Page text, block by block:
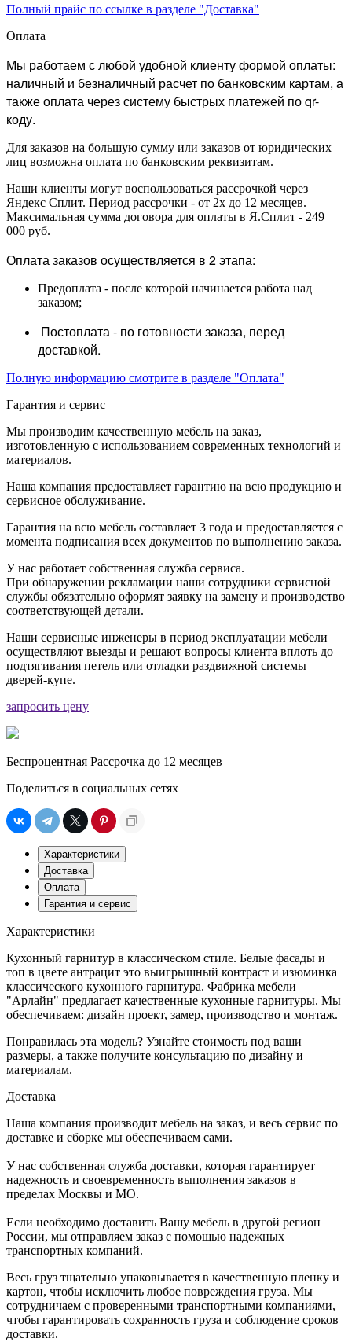
Полный прайс по ссылке в разделе "Доставка"
Оплата
Мы работаем с любой удобной клиенту формой оплаты:
наличный и безналичный расчет по банковским картам, а
также оплата через систему быстрых платежей по qr-
коду.
Для заказов на большую сумму или заказов от юридических
лиц возможна оплата по банковским реквизитам.
Наши клиенты могут воспользоваться рассрочкой через
Яндекс Сплит. Период рассрочки - от 2х до 12 месяцев.
Максимальная сумма договора для оплаты в Я.Сплит - 249
000 руб.
Оплата заказов осуществляется в 2 этапа:
Предоплата - после которой начинается работа над
заказом;
Постоплата - по готовности заказа, перед
доставкой.
Полную информацию смотрите в разделе "Оплата"
Гарантия и сервис
Мы производим качественную мебель на заказ,
изготовленную с использованием современных технологий и
материалов.
Наша компания предоставляет гарантию на всю продукцию и
сервисное обслуживание.
Гарантия на всю мебель составляет 3 года и предоставляется с
момента подписания всех документов по выполнению заказа.
У нас работает собственная служба сервиса.
При обнаружении рекламации наши сотрудники сервисной
службы обязательно оформят заявку на замену и производство
соответствующей детали.
Наши сервисные инженеры в период эксплуатации мебели
осуществляют выезды и решают вопросы клиента вплоть до
подтягивания петель или отладки раздвижной системы
дверей-купе.
запросить цену
Беспроцентная Рассрочка до 12 месяцев
Поделиться в социальных сетях
Характеристики
Доставка
Оплата
Гарантия и сервис
Характеристики
Кухонный гарнитур в классическом стиле. Белые фасады и
топ в цвете антрацит это выигрышный контраст и изюминка
классического кухонного гарнитура. Фабрика мебели
"Арлайн" предлагает качественные кухонные гарнитуры. Мы
обеспечиваем: дизайн проект, замер, производство и монтаж.
Понравилась эта модель? Узнайте стоимость под ваши
размеры, а также получите консультацию по дизайну и
материалам.
Доставка
Наша компания производит мебель на заказ, и весь сервис по
доставке и сборке мы обеспечиваем сами.
У нас собственная служба доставки, которая гарантирует
надежность и своевременность выполнения заказов в
пределах Москвы и МО.
Если необходимо доставить Вашу мебель в другой регион
России, мы отправляем заказ с помощью надежных
транспортных компаний.
Весь груз тщательно упаковывается в качественную пленку и
картон, чтобы исключить любое повреждения груза. Мы
сотрудничаем с проверенными транспортными компаниями,
чтобы гарантировать сохранность груза и соблюдение сроков
доставки.